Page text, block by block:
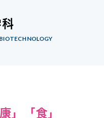
」「食」